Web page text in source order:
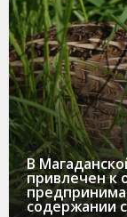
В
привлечен к
содержании